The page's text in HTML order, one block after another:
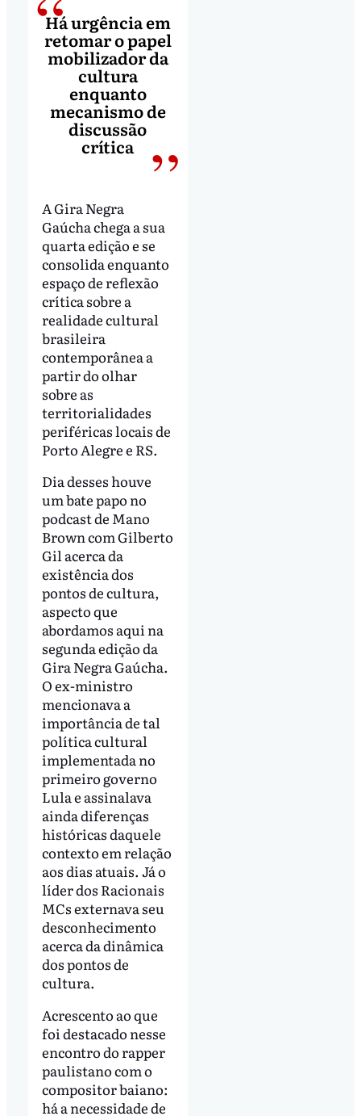
Há urgência em
retomar o papel
mobilizador da
cultura
enquanto
mecanismo de
discussão
crítica
A Gira Negra
Gaúcha chega a sua
quarta edição e se
consolida enquanto
espaço de reflexão
crítica sobre a
realidade cultural
brasileira
contemporânea a
partir do olhar
sobre as
territorialidades
periféricas locais de
Porto Alegre e RS.
Dia desses houve
um bate papo no
podcast de Mano
Brown com Gilberto
Gil acerca da
existência dos
pontos de cultura,
aspecto que
abordamos aqui na
segunda edição da
Gira Negra Gaúcha.
O ex-ministro
mencionava a
importância de tal
política cultural
implementada no
primeiro governo
Lula e assinalava
ainda diferenças
históricas daquele
contexto em relação
aos dias atuais. Já o
líder dos Racionais
MCs externava seu
desconhecimento
acerca da dinâmica
dos pontos de
cultura.
Acrescento ao que
foi destacado nesse
encontro do rapper
paulistano com o
compositor baiano:
há a necessidade de